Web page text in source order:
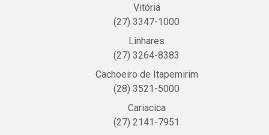
Vitória
(27) 3347-1000
Linhares
(27) 3264-8383
Cachoeiro de Itapemirim
(28) 3521-5000
Cariacica
(27) 2141-7951